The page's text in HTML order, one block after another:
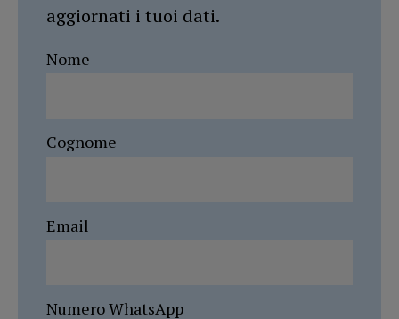
aggiornati i tuoi dati.
Nome
Cognome
Email
Numero WhatsApp